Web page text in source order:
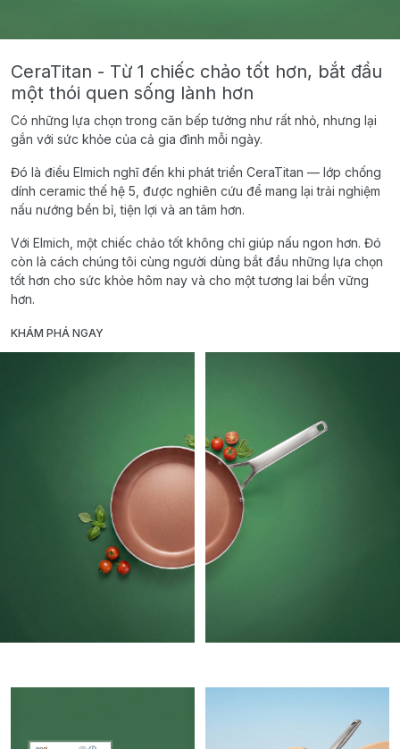
CeraTitan - Từ 1 chiếc chảo tốt hơn, bắt đầu
một thói quen sống lành hơn
Có những lựa chọn trong căn bếp tưởng như rất nhỏ, nhưng lại
gắn với sức khỏe của cả gia đình mỗi ngày.
Đó là điều Elmich nghĩ đến khi phát triển CeraTitan — lớp chống
dính ceramic thế hệ 5, được nghiên cứu để mang lại trải nghiệm
nấu nướng bền bỉ, tiện lợi và an tâm hơn.
Với Elmich, một chiếc chảo tốt không chỉ giúp nấu ngon hơn. Đó
còn là cách chúng tôi cùng người dùng bắt đầu những lựa chọn
tốt hơn cho sức khỏe hôm nay và cho một tương lai bền vững
hơn.
KHÁM PHÁ NGAY